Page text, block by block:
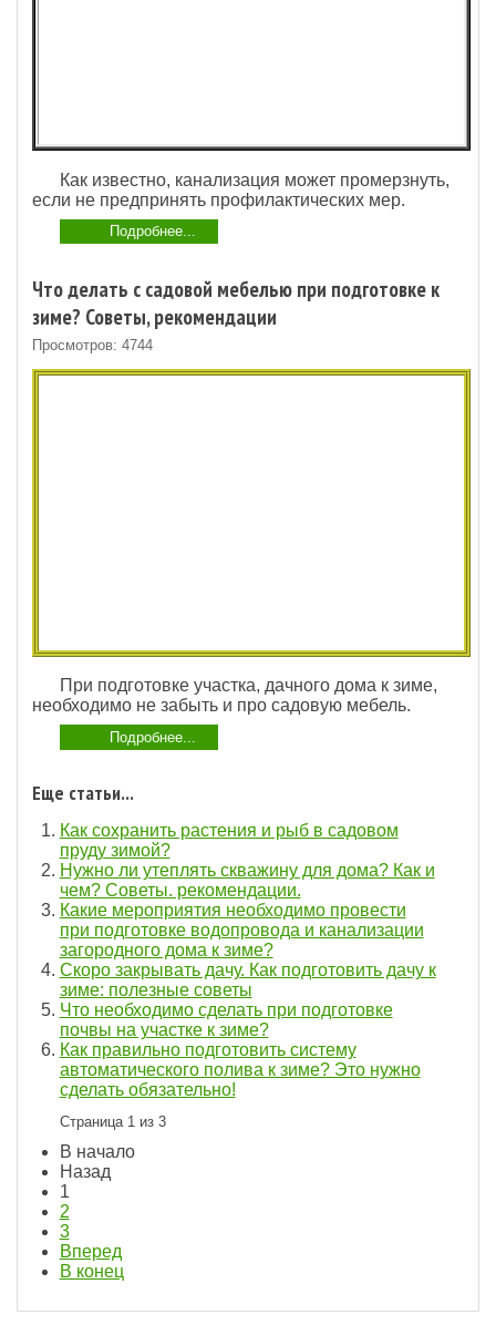
Как известно, канализация может промерзнуть,
если не предпринять профилактических мер.
Подробнее...
Что делать с садовой мебелью при подготовке к
зиме? Советы, рекомендации
Просмотров: 4744
При подготовке участка, дачного дома к зиме,
необходимо не забыть и про садовую мебель.
Подробнее...
Еще статьи...
Как сохранить растения и рыб в садовом
пруду зимой?
Нужно ли утеплять скважину для дома? Как и
чем? Советы. рекомендации.
Какие мероприятия необходимо провести
при подготовке водопровода и канализации
загородного дома к зиме?
Скоро закрывать дачу. Как подготовить дачу к
зиме: полезные советы
Что необходимо сделать при подготовке
почвы на участке к зиме?
Как правильно подготовить систему
автоматического полива к зиме? Это нужно
сделать обязательно!
Страница 1 из 3
В начало
Назад
1
2
3
Вперед
В конец